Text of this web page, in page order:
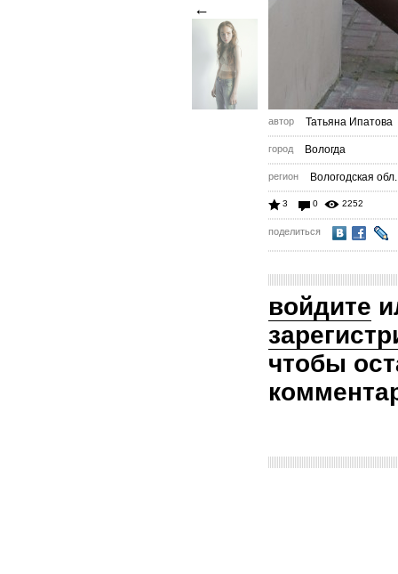
←
автор Татьяна Ипатова
город Вологда
регион Вологодская обл.
3 0 2252
поделиться
войдите
чтобы